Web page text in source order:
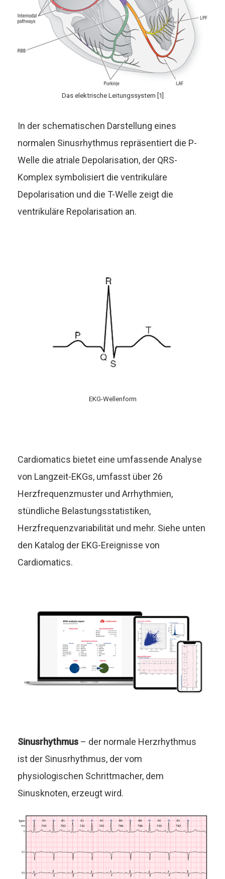
Das elektrische Leitungssystem [1]
In der schematischen Darstellung eines
normalen Sinusrhythmus repräsentiert die P-
Welle die atriale Depolarisation, der QRS-
Komplex symbolisiert die ventrikuläre
Depolarisation und die T-Welle zeigt die
ventrikuläre Repolarisation an.
EKG-Wellenform
Cardiomatics bietet eine umfassende Analyse
von Langzeit-EKGs, umfasst über 26
Herzfrequenzmuster und Arrhythmien,
stündliche Belastungsstatistiken,
Herzfrequenzvariabilität und mehr. Siehe unten
den Katalog der EKG-Ereignisse von
Cardiomatics.
Sinusrhythmus – der normale Herzrhythmus
ist der Sinusrhythmus, der vom
physiologischen Schrittmacher, dem
Sinusknoten, erzeugt wird.